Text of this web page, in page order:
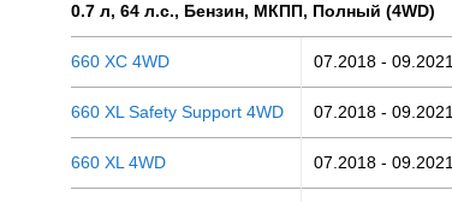
0.7 л, 64 л.с., Бензин, МКПП, Полный (4WD)
660 XC 4WD 07.2018 - 09.2021
660 XL Safety Support 4WD 07.2018 - 09.2021
660 XL 4WD 07.2018 - 09.2021